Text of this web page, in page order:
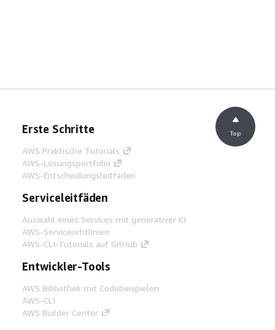
Erste Schritte
AWS Praktische Tutorials
AWS-Lösungsportfolio
AWS-Entscheidungsleitfäden
Serviceleitfäden
Auswahl eines Services mit generativer KI
AWS-Servicerichtlinien
AWS-CLI-Tutorials auf GitHub
Entwickler-Tools
AWS Bibliothek mit Codebeispielen
AWS-CLI
AWS Builder Center
Top